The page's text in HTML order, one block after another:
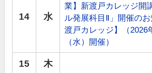
14 水
業】新渡戸カレッジ開
ル発展科目Ⅱ」開催の
渡戸カレッジ】（2026
（水）開催）
15 木